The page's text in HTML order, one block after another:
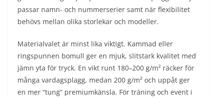
passar namn- och nummerserier samt när flexibilitet
behövs mellan olika storlekar och modeller.
Materialvalet är minst lika viktigt. Kammad eller
ringspunnen bomull ger en mjuk, slitstark kvalitet med
jämn yta för tryck. En vikt runt 180–200 g/m² räcker för
många vardagsplagg, medan 200 g/m² och uppåt ger
en mer “tung” premiumkänsla. För träning och event i